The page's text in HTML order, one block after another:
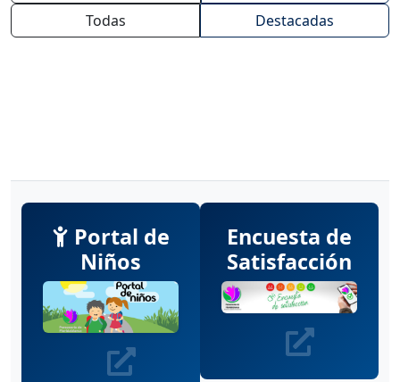
Todas
Destacadas
Portal de
Niños
Encuesta de
Satisfacción